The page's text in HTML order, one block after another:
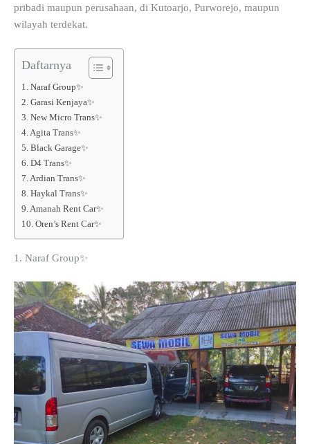
pribadi maupun perusahaan, di Kutoarjo, Purworejo, maupun
wilayah terdekat.
Daftarnya
1. Naraf Group✨
2. Garasi Kenjaya✨
3. New Micro Trans✨
4. Agita Trans✨
5. Black Garage✨
6. D4 Trans✨
7. Ardian Trans✨
8. Haykal Trans✨
9. Amanah Rent Car✨
10. Oren’s Rent Car✨
1. Naraf Group✨